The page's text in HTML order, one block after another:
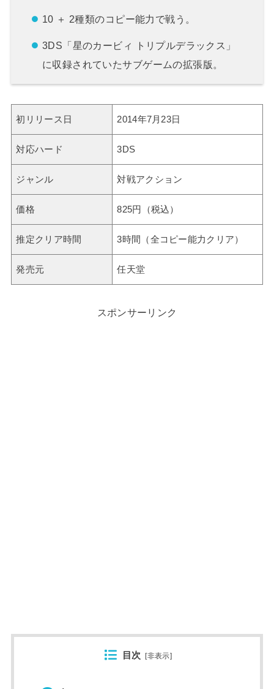
10 ＋ 2種類のコピー能力で戦う。
3DS「星のカービィ トリプルデラックス」
に収録されていたサブゲームの拡張版。
初リリース日 2014年7月23日
対応ハード 3DS
ジャンル 対戦アクション
価格 825円（税込）
推定クリア時間 3時間（全コピー能力クリア）
発売元 任天堂
スポンサーリンク
目次 [非表示]